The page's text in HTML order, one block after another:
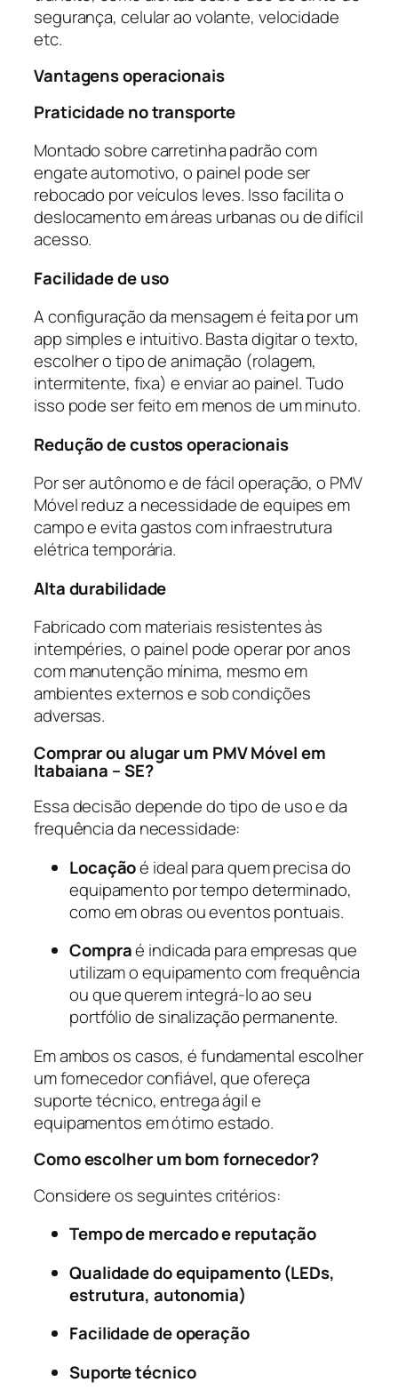
segurança, celular ao volante, velocidade
etc.
Vantagens operacionais
Praticidade no transporte
Montado sobre carretinha padrão com
engate automotivo, o painel pode ser
rebocado por veículos leves. Isso facilita o
deslocamento em áreas urbanas ou de difícil
acesso.
Facilidade de uso
A configuração da mensagem é feita por um
app simples e intuitivo. Basta digitar o texto,
escolher o tipo de animação (rolagem,
intermitente, fixa) e enviar ao painel. Tudo
isso pode ser feito em menos de um minuto.
Redução de custos operacionais
Por ser autônomo e de fácil operação, o PMV
Móvel reduz a necessidade de equipes em
campo e evita gastos com infraestrutura
elétrica temporária.
Alta durabilidade
Fabricado com materiais resistentes às
intempéries, o painel pode operar por anos
com manutenção mínima, mesmo em
ambientes externos e sob condições
adversas.
Comprar ou alugar um PMV Móvel em
Itabaiana – SE?
Essa decisão depende do tipo de uso e da
frequência da necessidade:
Locaçãoé ideal para quem precisa do
equipamento por tempo determinado,
como em obras ou eventos pontuais.
Compraé indicada para empresas que
utilizam o equipamento com frequência
ou que querem integrá-lo ao seu
portfólio de sinalização permanente.
Em ambos os casos, é fundamental escolher
um fornecedor confiável, que ofereça
suporte técnico, entrega ágil e
equipamentos em ótimo estado.
Como escolher um bom fornecedor?
Considere os seguintes critérios:
Tempo de mercado e reputação
Qualidade do equipamento (LEDs,
estrutura, autonomia)
Facilidade de operação
Suporte técnico